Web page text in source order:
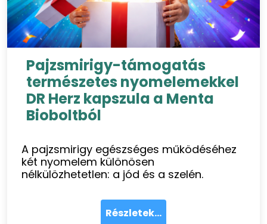
Pajzsmirigy-támogatás
természetes nyomelemekkel
DR Herz kapszula a Menta
Bioboltból
A pajzsmirigy egészséges működéséhez
két nyomelem különösen
nélkülözhetetlen: a jód és a szelén.
Részletek...